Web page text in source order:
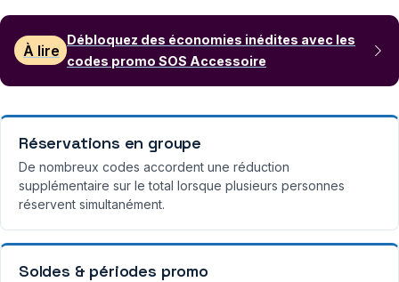
À lire
Débloquez des économies inédites avec les
codes promo SOS Accessoire
Réservations en groupe
De nombreux codes accordent une réduction
supplémentaire sur le total lorsque plusieurs personnes
réservent simultanément.
Soldes & périodes promo